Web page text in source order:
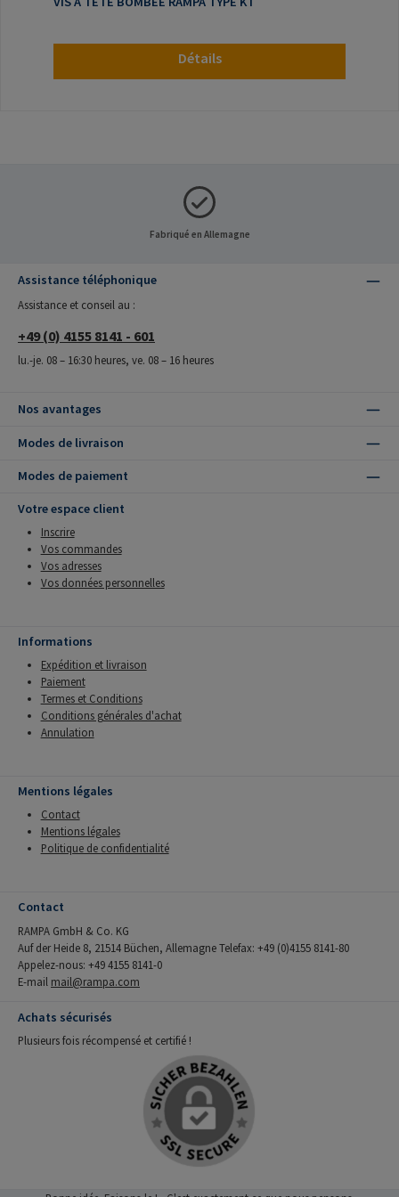
Détails
Fabriqué en Allemagne
Assistance téléphonique
Assistance et conseil au :
+49 (0) 4155 8141 - 601
lu.-je. 08 – 16:30 heures, ve. 08 – 16 heures
Nos avantages
Modes de livraison
Modes de paiement
Votre espace client
Inscrire
Vos commandes
Vos adresses
Vos données personnelles
Informations
Expédition et livraison
Paiement
Termes et Conditions
Conditions générales d'achat
Annulation
Mentions légales
Contact
Mentions légales
Politique de confidentialité
Contact
RAMPA GmbH & Co. KG
Auf der Heide 8, 21514 Büchen, Allemagne Telefax: +49 (0)4155 8141-80
Appelez-nous: +49 4155 8141-0
E-mail mail@rampa.com
Achats sécurisés
Plusieurs fois récompensé et certifié !